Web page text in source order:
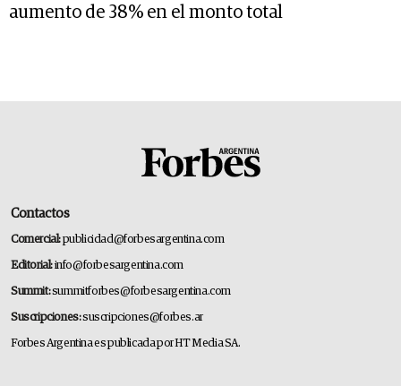
aumento de 38% en el monto total
Contactos
Comercial:publicidad@forbesargentina.com
Editorial:info@forbesargentina.com
Summit:summitforbes@forbesargentina.com
Suscripciones:suscripciones@forbes.ar
Forbes Argentina es publicada por HT Media SA.